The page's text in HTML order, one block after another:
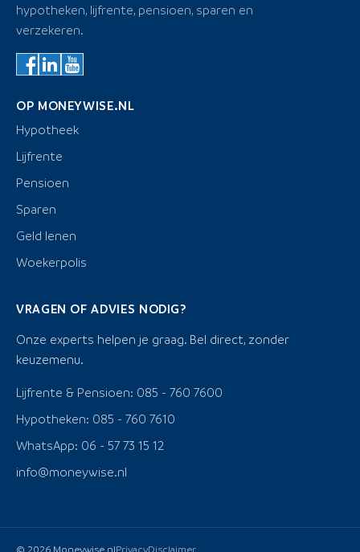
hypotheken, lijfrente, pensioen, sparen en
verzekeren.
OP MONEYWISE.NL
Hypotheek
Lijfrente
Pensioen
Sparen
Geld lenen
Woekerpolis
VRAGEN OF ADVIES NODIG?
Onze experts helpen je graag. Bel direct, zonder
keuzemenu.
Lijfrente & Pensioen: 085 - 760 7600
Hypotheken: 085 - 760 7610
WhatsApp: 06 - 57 73 15 12
info@moneywise.nl
© 2026 Moneywise.nlPrivacyDisclaimer